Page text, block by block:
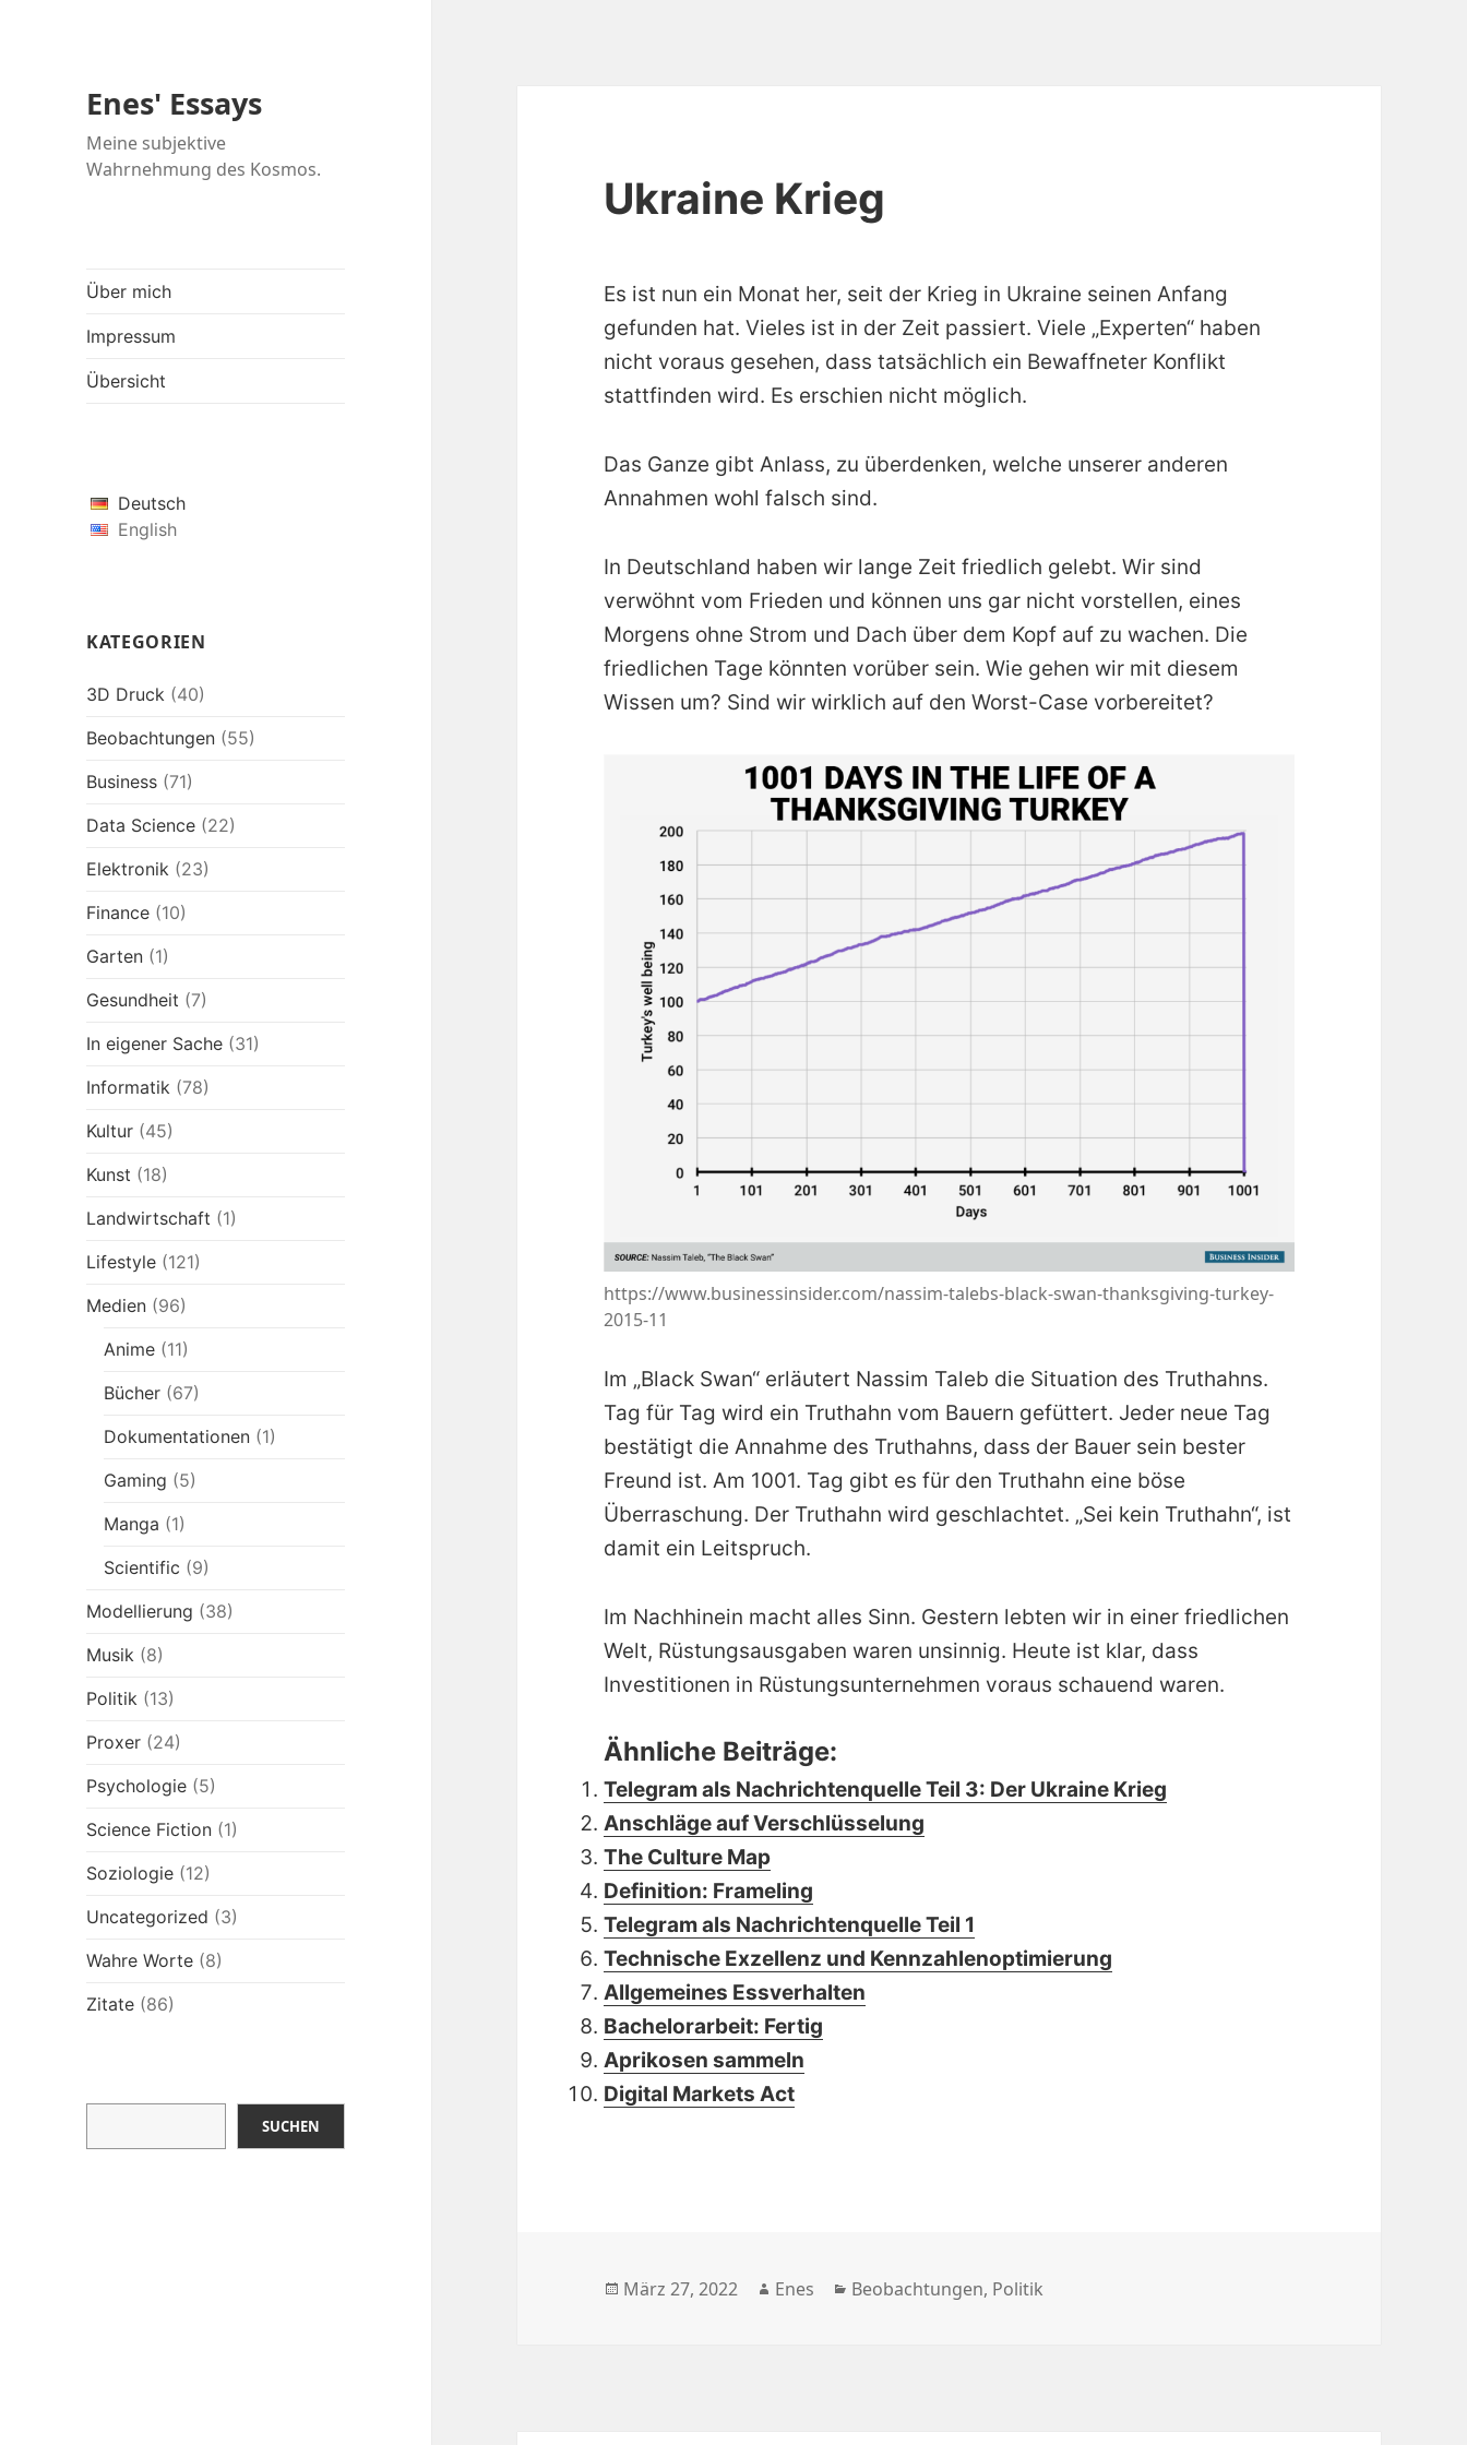
Enes' Essays
Meine subjektive
Wahrnehmung des Kosmos.
Über mich
Impressum
Übersicht
Deutsch
English
KATEGORIEN
3D Druck (40)
Beobachtungen (55)
Business (71)
Data Science (22)
Elektronik (23)
Finance (10)
Garten (1)
Gesundheit (7)
In eigener Sache (31)
Informatik (78)
Kultur (45)
Kunst (18)
Landwirtschaft (1)
Lifestyle (121)
Medien (96)
Anime (11)
Bücher (67)
Dokumentationen (1)
Gaming (5)
Manga (1)
Scientific (9)
Modellierung (38)
Musik (8)
Politik (13)
Proxer (24)
Psychologie (5)
Science Fiction (1)
Soziologie (12)
Uncategorized (3)
Wahre Worte (8)
Zitate (86)
SUCHEN
Ukraine Krieg
Es ist nun ein Monat her, seit der Krieg in Ukraine seinen Anfang
gefunden hat. Vieles ist in der Zeit passiert. Viele „Experten“ haben
nicht voraus gesehen, dass tatsächlich ein Bewaffneter Konflikt
stattfinden wird. Es erschien nicht möglich.
Das Ganze gibt Anlass, zu überdenken, welche unserer anderen
Annahmen wohl falsch sind.
In Deutschland haben wir lange Zeit friedlich gelebt. Wir sind
verwöhnt vom Frieden und können uns gar nicht vorstellen, eines
Morgens ohne Strom und Dach über dem Kopf auf zu wachen. Die
friedlichen Tage könnten vorüber sein. Wie gehen wir mit diesem
Wissen um? Sind wir wirklich auf den Worst-Case vorbereitet?
https://www.businessinsider.com/nassim-talebs-black-swan-thanksgiving-turkey-
2015-11
Im „Black Swan“ erläutert Nassim Taleb die Situation des Truthahns.
Tag für Tag wird ein Truthahn vom Bauern gefüttert. Jeder neue Tag
bestätigt die Annahme des Truthahns, dass der Bauer sein bester
Freund ist. Am 1001. Tag gibt es für den Truthahn eine böse
Überraschung. Der Truthahn wird geschlachtet. „Sei kein Truthahn“, ist
damit ein Leitspruch.
Im Nachhinein macht alles Sinn. Gestern lebten wir in einer friedlichen
Welt, Rüstungsausgaben waren unsinnig. Heute ist klar, dass
Investitionen in Rüstungsunternehmen voraus schauend waren.
Ähnliche Beiträge:
Telegram als Nachrichtenquelle Teil 3: Der Ukraine Krieg
Anschläge auf Verschlüsselung
The Culture Map
Definition: Frameling
Telegram als Nachrichtenquelle Teil 1
Technische Exzellenz und Kennzahlenoptimierung
Allgemeines Essverhalten
Bachelorarbeit: Fertig
Aprikosen sammeln
Digital Markets Act
Veröffentlicht
März 27, 2022 Autor
Enes Kategorien
Beobachtungen, Politik